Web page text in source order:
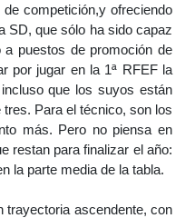
competición,y ofreciendo
SD, que sólo ha sido capaz
puestos de promoción de
por jugar en la 1ª RFEF la
que los suyos están
Para el técnico, son los
más. Pero no piensa en
restan para finalizar el año:
la parte media de la tabla.
trayectoria ascendente, con